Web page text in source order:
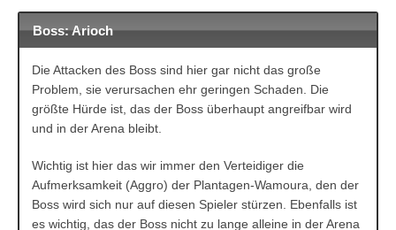
Boss: Arioch
Die Attacken des Boss sind hier gar nicht das große
Problem, sie verursachen ehr geringen Schaden. Die
größte Hürde ist, das der Boss überhaupt angreifbar wird
und in der Arena bleibt.
Wichtig ist hier das wir immer den Verteidiger die
Aufmerksamkeit (Aggro) der Plantagen-Wamoura, den der
Boss wird sich nur auf diesen Spieler stürzen. Ebenfalls ist
es wichtig, das der Boss nicht zu lange alleine in der Arena